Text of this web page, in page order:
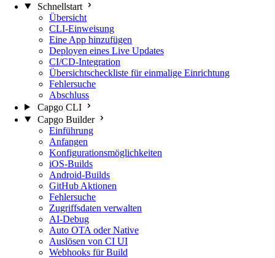
Schnellstart
Übersicht
CLI-Einweisung
Eine App hinzufügen
Deployen eines Live Updates
CI/CD-Integration
Übersichtscheckliste für einmalige Einrichtung
Fehlersuche
Abschluss
Capgo CLI
Capgo Builder
Einführung
Anfangen
Konfigurationsmöglichkeiten
iOS-Builds
Android-Builds
GitHub Aktionen
Fehlersuche
Zugriffsdaten verwalten
AI-Debug
Auto OTA oder Native
Auslösen von CI UI
Webhooks für Build